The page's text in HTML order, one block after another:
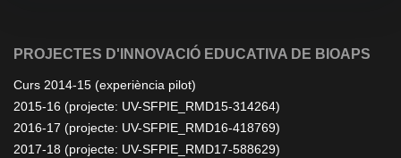
PROJECTES D'INNOVACIÓ EDUCATIVA DE BIOAPS
Curs 2014-15 (experiència pilot)
2015-16 (projecte: UV-SFPIE_RMD15-314264)
2016-17 (projecte: UV-SFPIE_RMD16-418769)
2017-18 (projecte: UV-SFPIE_RMD17-588629)